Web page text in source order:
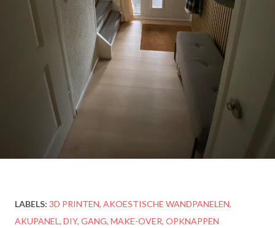
LABELS: 3D PRINTEN AKOESTISCHE WANDPANELEN
AKUPANEL DIY GANG MAKE-OVER OPKNAPPEN